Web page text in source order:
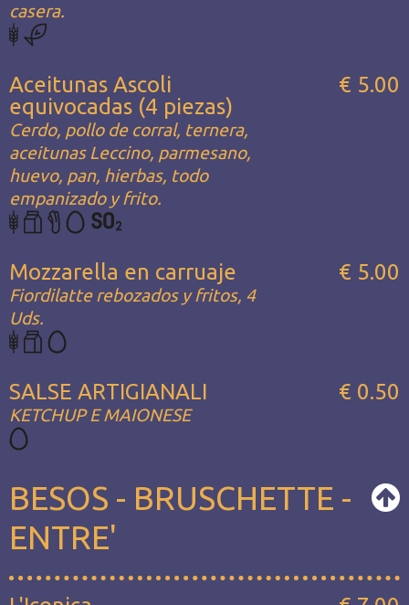
casera.
Aceitunas Ascoli
equivocadas (4 piezas)
Cerdo, pollo de corral, ternera,
aceitunas Leccino, parmesano,
huevo, pan, hierbas, todo
empanizado y frito.
€ 5.00
Mozzarella en carruaje
Fiordilatte rebozados y fritos, 4
Uds.
€ 5.00
SALSE ARTIGIANALI
KETCHUP E MAIONESE
€ 0.50
BESOS - BRUSCHETTE -
ENTRE'